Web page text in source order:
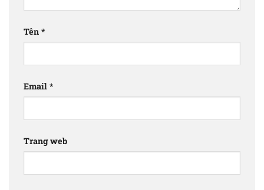
Tên *
Email *
Trang web